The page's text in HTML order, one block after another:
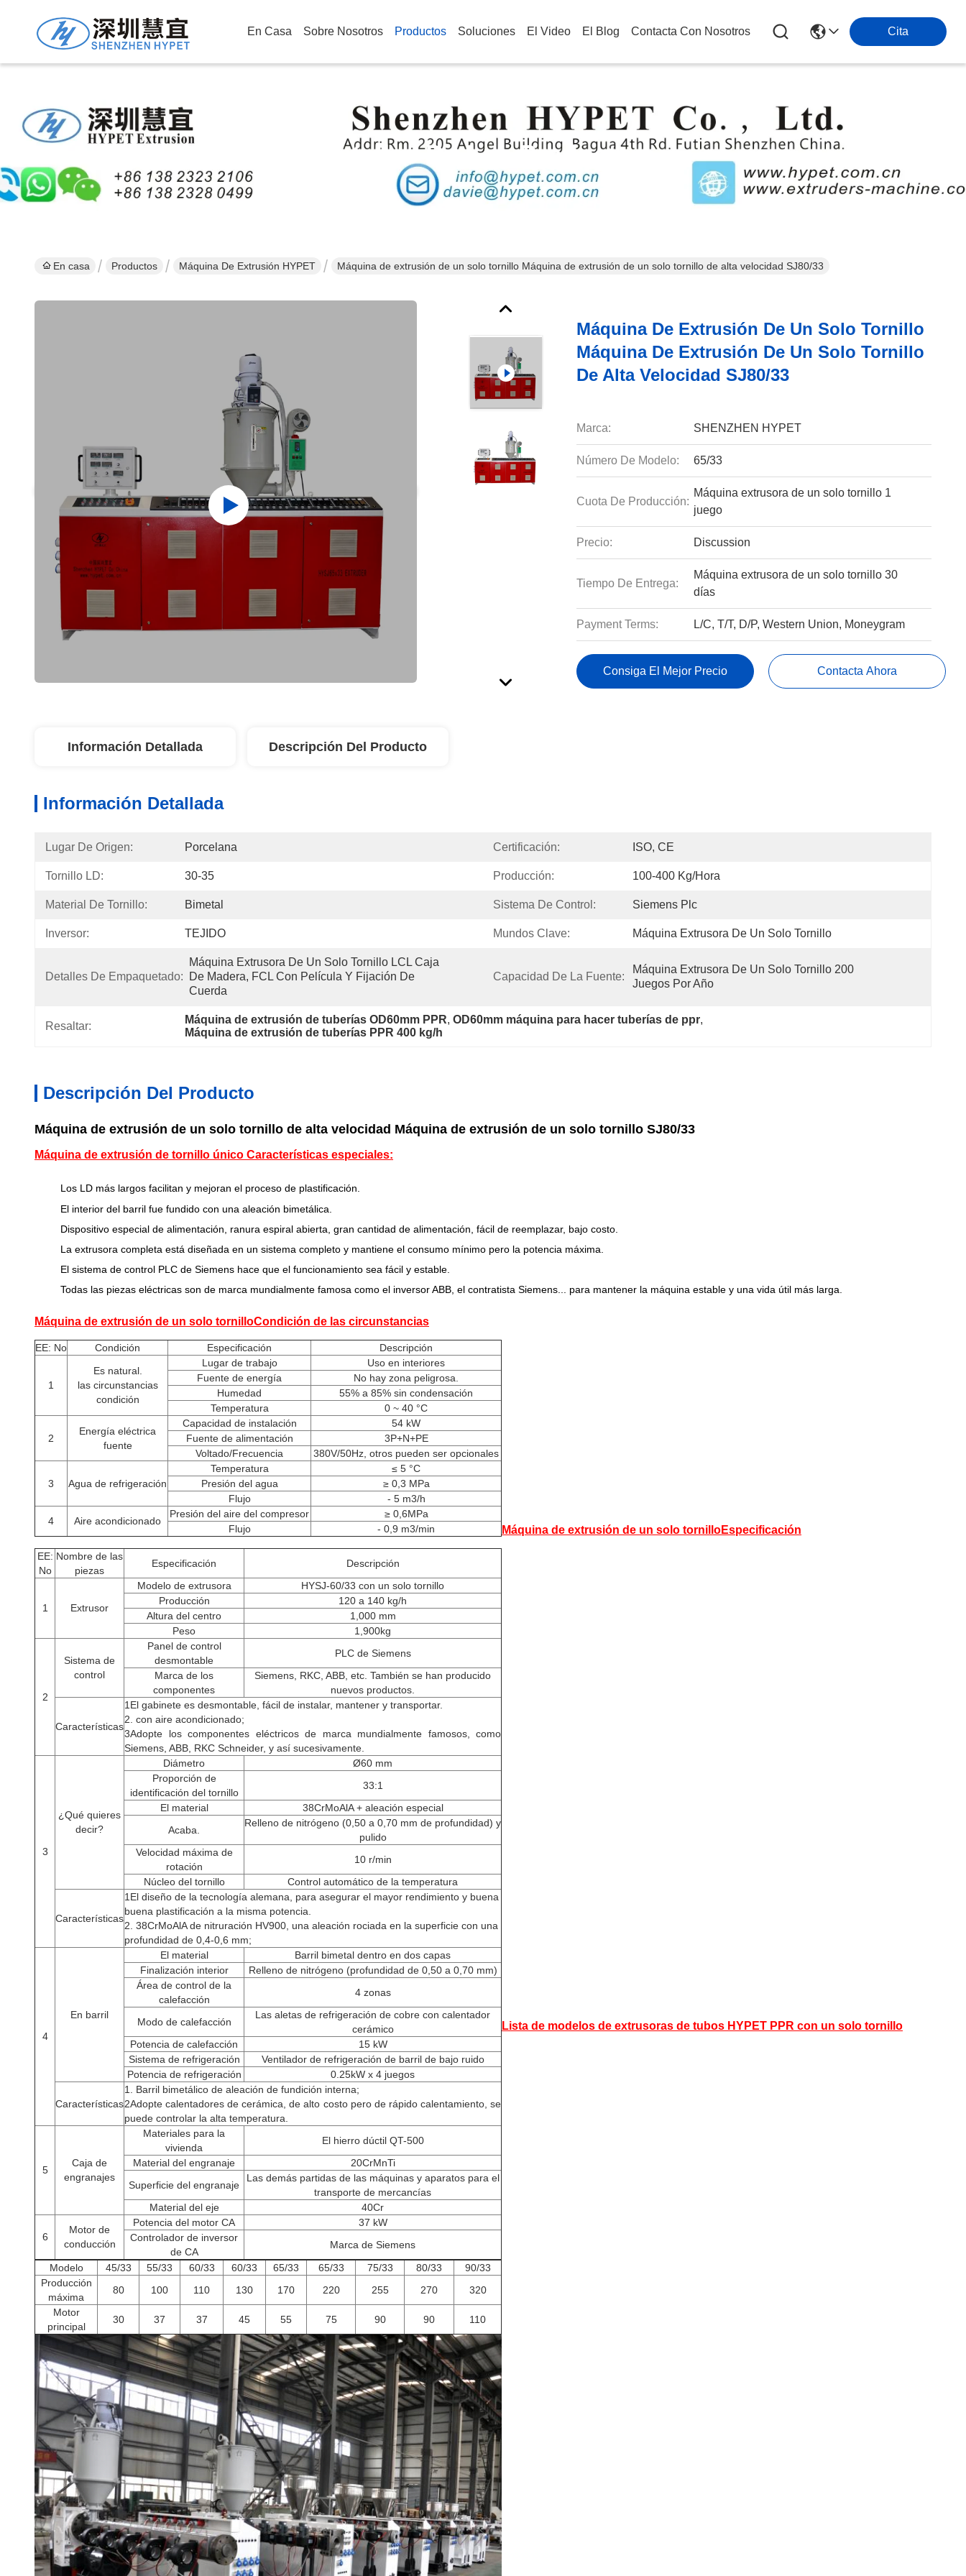
En Casa Sobre Nosotros Productos Soluciones El Video El Blog Contacta Con Nosotros Cita
Detalles De Los Productos
En casa Productos Máquina De Extrusión HYPET Máquina de extrusión de un solo tornillo Máquina de extrusión de un solo tornillo de alta velocidad SJ80/33
Máquina De Extrusión De Un Solo Tornillo
Máquina De Extrusión De Un Solo Tornillo
De Alta Velocidad SJ80/33
Marca: SHENZHEN HYPET
Número De Modelo: 65/33
Cuota De Producción:
Máquina extrusora de un solo tornillo 1
juego
Precio: Discussion
Tiempo De Entrega:
Máquina extrusora de un solo tornillo 30
días
Payment Terms: L/C, T/T, D/P, Western Union, Moneygram
Consiga El Mejor Precio Contacta Ahora
Información Detallada Descripción Del Producto
Información Detallada
Lugar De Origen: Porcelana Certificación: ISO, CE
Tornillo LD: 30-35 Producción: 100-400 Kg/hora
Material De Tornillo: Bimetal Sistema De Control: Siemens Plc
Inversor: TEJIDO Mundos Clave: Máquina Extrusora De Un Solo Tornillo
Detalles De Empaquetado:
Máquina Extrusora De Un Solo Tornillo LCL Caja
De Madera, FCL Con Película Y Fijación De
Cuerda
Capacidad De La Fuente:
Máquina Extrusora De Un Solo Tornillo 200
Juegos Por Año
Resaltar:
Máquina de extrusión de tuberías OD60mm PPR, OD60mm máquina para hacer tuberías de ppr,
Máquina de extrusión de tuberías PPR 400 kg/h
Descripción Del Producto
Máquina de extrusión de un solo tornillo de alta velocidad Máquina de extrusión de un solo tornillo SJ80/33
Máquina de extrusión de tornillo único Características especiales:
Los LD más largos facilitan y mejoran el proceso de plastificación.
El interior del barril fue fundido con una aleación bimetálica.
Dispositivo especial de alimentación, ranura espiral abierta, gran cantidad de alimentación, fácil de reemplazar, bajo costo.
La extrusora completa está diseñada en un sistema completo y mantiene el consumo mínimo pero la potencia máxima.
El sistema de control PLC de Siemens hace que el funcionamiento sea fácil y estable.
Todas las piezas eléctricas son de marca mundialmente famosa como el inversor ABB, el contratista Siemens... para mantener la máquina estable y una vida útil más larga.
Máquina de extrusión de un solo tornilloCondición de las circunstancias
EE: No Condición Especificación Descripción
1
Es natural.
las circunstancias
condición
Lugar de trabajo
Uso en interiores
Fuente de energía
No hay zona peligrosa.
Humedad
55% a 85% sin condensación
Temperatura
0 ~ 40 °C
2
Energía eléctrica
fuente
Capacidad de instalación
54 kW
Fuente de alimentación
3P+N+PE
Voltado/Frecuencia
380V/50Hz, otros pueden ser opcionales
3 Agua de refrigeración
Temperatura
≤ 5 °C
Presión del agua
≥ 0,3 MPa
Flujo
- 5 m3/h
4
Aire acondicionado
Presión del aire del compresor
≥ 0,6MPa
Flujo
- 0,9 m3/min Máquina de extrusión de un solo tornilloEspecificación
EE:
No
Nombre de las
piezas
Especificación Descripción
1 Extrusor
Modelo de extrusora
HYSJ-60/33 con un solo tornillo
Producción
120 a 140 kg/h
Altura del centro
1,000 mm
Peso
1,900kg
2
Sistema de
control
Panel de control
desmontable
PLC de Siemens
Marca de los
componentes
Siemens, RKC, ABB, etc. También se han producido
nuevos productos.
Características
1El gabinete es desmontable, fácil de instalar, mantener y transportar.
2. con aire acondicionado;
3Adopte los componentes eléctricos de marca mundialmente famosos, como
Siemens, ABB, RKC Schneider, y así sucesivamente.
3
¿Qué quieres
decir?
Diámetro
Ø60 mm
Proporción de
identificación del tornillo
33:1
El material
38CrMoAlA + aleación especial
Acaba.
Relleno de nitrógeno (0,50 a 0,70 mm de profundidad) y
pulido
Velocidad máxima de
rotación
10 r/min
Núcleo del tornillo
Control automático de la temperatura
Características
1El diseño de la tecnología alemana, para asegurar el mayor rendimiento y buena
buena plastificación a la misma potencia.
2. 38CrMoAlA de nitruración HV900, una aleación rociada en la superficie con una
profundidad de 0,4-0,6 mm;
4
En barril
El material
Barril bimetal dentro en dos capas
Finalización interior
Relleno de nitrógeno (profundidad de 0,50 a 0,70 mm)
Área de control de la
calefacción
4 zonas
Modo de calefacción
Las aletas de refrigeración de cobre con calentador
cerámico
Potencia de calefacción
15 kW
Sistema de refrigeración
Ventilador de refrigeración de barril de bajo ruido
Potencia de refrigeración
0.25kW x 4 juegos
Características
1. Barril bimetálico de aleación de fundición interna;
2Adopte calentadores de cerámica, de alto costo pero de rápido calentamiento, se
puede controlar la alta temperatura.
5
Caja de
engranajes
Materiales para la
vivienda
El hierro dúctil QT-500
Material del engranaje
20CrMnTi
Superficie del engranaje
Las demás partidas de las máquinas y aparatos para el
transporte de mercancías
Material del eje
40Cr
6
Motor de
conducción
Potencia del motor CA
37 kW
Controlador de inversor
de CA
Marca de Siemens
Lista de modelos de extrusoras de tubos HYPET PPR con un solo tornillo
Modelo 45/33 55/33 60/33 60/33 65/33 65/33 75/33 80/33
90/33
Producción
máxima
80 100 110 130 170 220 255 270
320
Motor
principal
30 37 37 45 55 75 90 90 110